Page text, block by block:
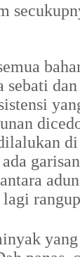
sebati
lagi